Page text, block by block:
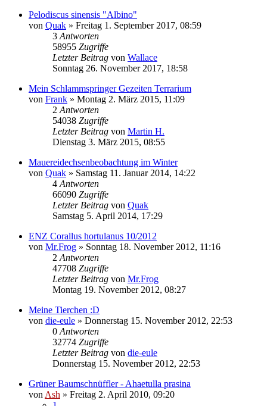
Pelodiscus sinensis "Albino"
von Quak » Freitag 1. September 2017, 08:59
3 Antworten
58955 Zugriffe
Letzter Beitrag von Wallace
Sonntag 26. November 2017, 18:58
Mein Schlammspringer Gezeiten Terrarium
von Frank » Montag 2. März 2015, 11:09
2 Antworten
54038 Zugriffe
Letzter Beitrag von Martin H.
Dienstag 3. März 2015, 08:55
Mauereidechsenbeobachtung im Winter
von Quak » Samstag 11. Januar 2014, 14:22
4 Antworten
66090 Zugriffe
Letzter Beitrag von Quak
Samstag 5. April 2014, 17:29
ENZ Corallus hortulanus 10/2012
von Mr.Frog » Sonntag 18. November 2012, 11:16
2 Antworten
47708 Zugriffe
Letzter Beitrag von Mr.Frog
Montag 19. November 2012, 08:27
Meine Tierchen :D
von die-eule » Donnerstag 15. November 2012, 22:53
0 Antworten
32774 Zugriffe
Letzter Beitrag von die-eule
Donnerstag 15. November 2012, 22:53
Grüner Baumschnüffler - Ahaetulla prasina
von Ash » Freitag 2. April 2010, 09:20